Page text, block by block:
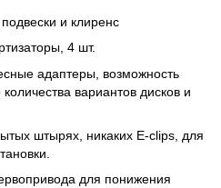
и клиренс
4 шт.
адаптеры, возможность
вариантов дисков и
штырях, никаких E-clips, для
для понижения